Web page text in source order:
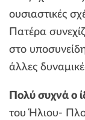
ουσιαστικές
Πατέρα
στο
άλλες
Πολύ συχνά ο
του Ήλιου-